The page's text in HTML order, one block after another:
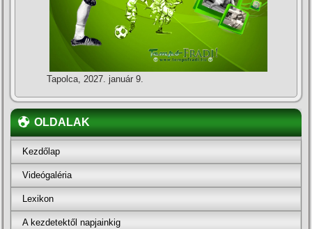
Tapolca, 2027. január 9.
OLDALAK
Kezdőlap
Videógaléria
Lexikon
A kezdetektől napjainkig